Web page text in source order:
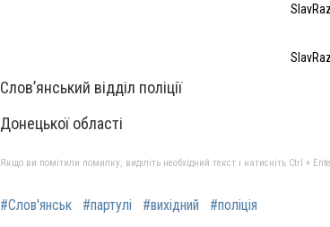
Слов’янський відділ поліції
Донецької області
Якщо ви помітили помилку, виділіть необхідний текст і натисніть Ctrl +
#Слов'янськ #партулі #вихідний #поліція